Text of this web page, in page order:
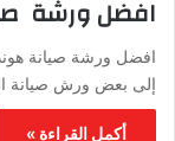
افضل ورشة
افضل ورشة صيانة
إلى بعض ورش صيانة
أكمل القراءة »